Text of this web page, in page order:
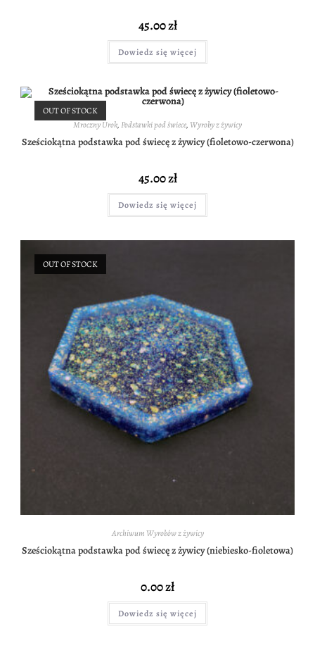
45.00zł
Dowiedz się więcej
OUT OF STOCK
Mroczny Urok,Podstawki pod świece,Wyroby z żywicy
Sześciokątna podstawka pod świecę z żywicy (fioletowo-czerwona)
45.00zł
Dowiedz się więcej
OUT OF STOCK
Archiwum Wyrobów z żywicy
Sześciokątna podstawka pod świecę z żywicy (niebiesko-fioletowa)
0.00zł
Dowiedz się więcej